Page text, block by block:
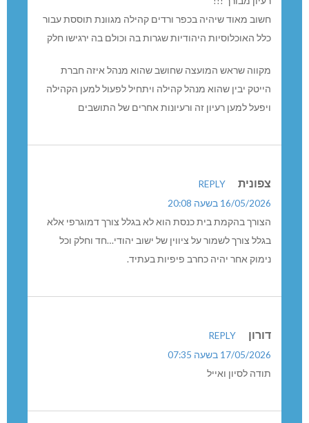
חשוב מאוד שיהיה בכפר ורדים קהילה מגוונת תוססת עבור
כלל האוכלוסיות היהודיות שגרות בה וכולם בה ירגישו חלק
מקווה שראש המועצה שחושב שהוא מנהל איזה חברת
הייטק יבין שהוא מנהל קהילה ויתחיל לפעול למען הקהילה
ויפעל למען רעיון זה ורעיונות אחרים של התושבים
צפונית
REPLY
16/05/2026 בשעה 20:08
הצורך בהקמת בית כנסת הוא לא בגלל צורך דמוגרפי אלא
בגלל צורך לשמור על ציווין של ישוב יהודי…חד וחלק וכל
נימוק אחר יהיה כחרב פיפיות בעתיד.
דורון
REPLY
17/05/2026 בשעה 07:35
תודה לסיון ואייל